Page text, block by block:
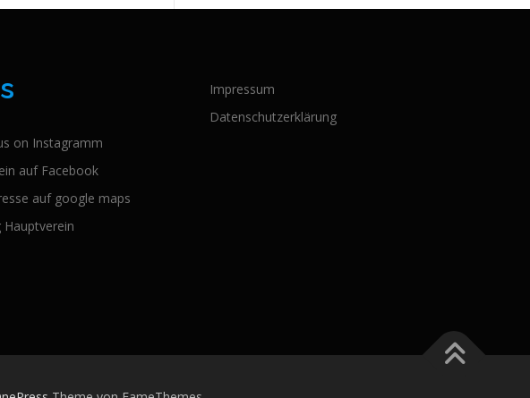
on Instagramm
auf Facebook
auf google maps
Hauptverein
Impressum
Datenschutzerklärung